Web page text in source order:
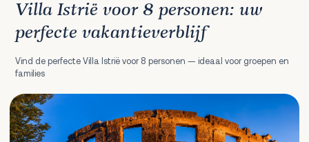
Villa Istrië voor 8 personen: uw
perfecte vakantieverblijf
Vind de perfecte Villa Istrië voor 8 personen — ideaal voor groepen en
families